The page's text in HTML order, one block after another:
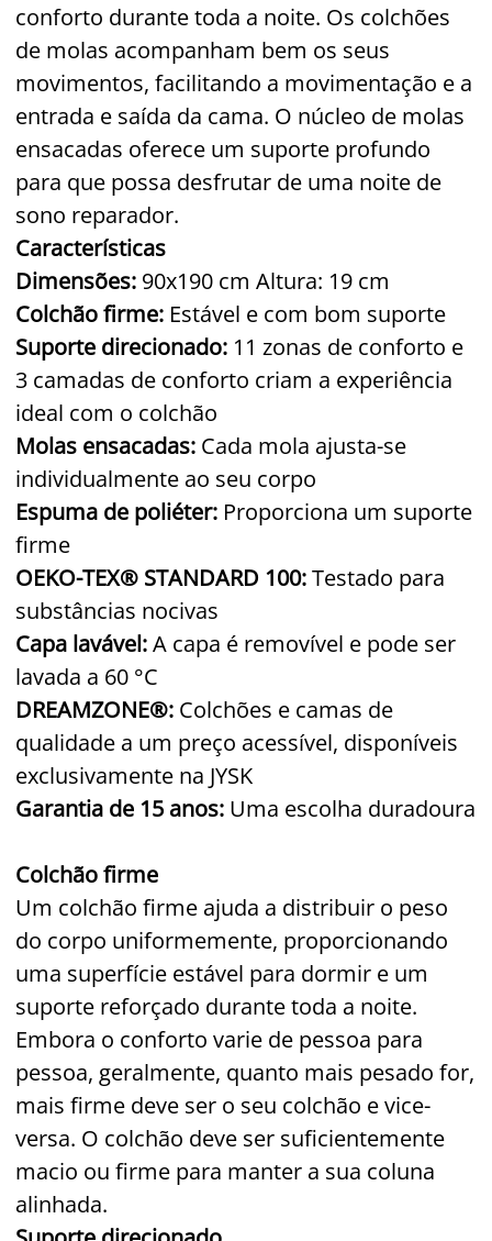
conforto durante toda a noite. Os colchões
de molas acompanham bem os seus
movimentos, facilitando a movimentação e a
entrada e saída da cama. O núcleo de molas
ensacadas oferece um suporte profundo
para que possa desfrutar de uma noite de
sono reparador.
Características
Dimensões: 90x190 cm Altura: 19 cm
Colchão firme: Estável e com bom suporte
Suporte direcionado: 11 zonas de conforto e
3 camadas de conforto criam a experiência
ideal com o colchão
Molas ensacadas: Cada mola ajusta-se
individualmente ao seu corpo
Espuma de poliéter: Proporciona um suporte
firme
OEKO-TEX® STANDARD 100:Testado para
substâncias nocivas
Capa lavável:A capa é removível e pode ser
lavada a 60 °C
DREAMZONE®: Colchões e camas de
qualidade a um preço acessível, disponíveis
exclusivamente na JYSK
Garantia de 15 anos: Uma escolha duradoura
Colchão firme
Um colchão firme ajuda a distribuir o peso
do corpo uniformemente, proporcionando
uma superfície estável para dormir e um
suporte reforçado durante toda a noite.
Embora o conforto varie de pessoa para
pessoa, geralmente, quanto mais pesado for,
mais firme deve ser o seu colchão e vice-
versa. O colchão deve ser suficientemente
macio ou firme para manter a sua coluna
alinhada.